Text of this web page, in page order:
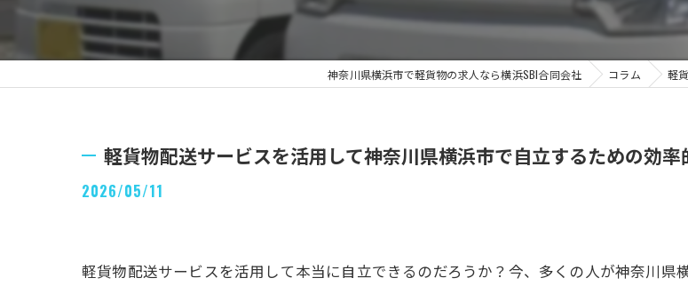
神奈川県横浜市で軽貨物の求人なら横浜SBI合同会社 コラム 軽
軽貨物配送サービスを活用して神奈川県横浜市で自立するための効
2026/05/11
軽貨物配送サービスを活用して本当に自立できるのだろうか？今、多くの人が神奈川